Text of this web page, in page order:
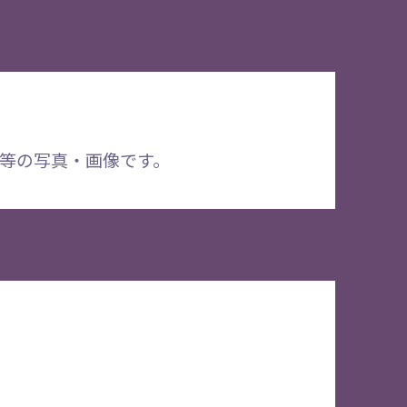
の写真・画像です。